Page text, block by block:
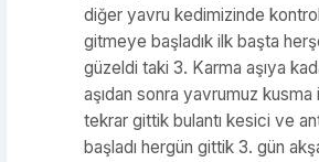
diğer yavru kedimizinde
gitmeye başladık ilk başta
güzeldi taki 3. Karma aşıya
aşıdan sonra yavrumuz kusma
tekrar gittik bulantı kesici ve
başladı hergün gittik 3. gün